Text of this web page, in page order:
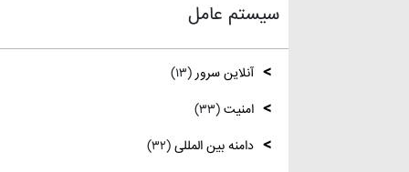
لینوکس
Desktop ویندوز سرور
سیستم عامل
آنلاین سرور(۱۳)
امنیت(۳۳)
دامنه بین المللی(۳۲)